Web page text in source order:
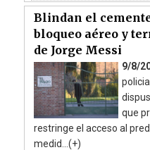
Blindan el
bloqueo aéreo y
de Jorge Messi
9/8/
que
restringe el acceso al
medid...(+)